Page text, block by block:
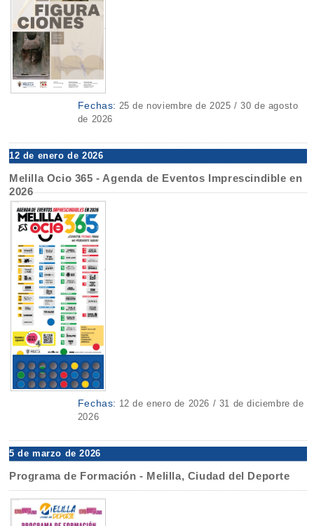
Fechas: 25 de noviembre de 2025 / 30 de agosto
de 2026
12 de enero de 2026
Melilla Ocio 365 - Agenda de Eventos Imprescindible en
2026
Fechas: 12 de enero de 2026 / 31 de diciembre de
2026
5 de marzo de 2026
Programa de Formación - Melilla, Ciudad del Deporte